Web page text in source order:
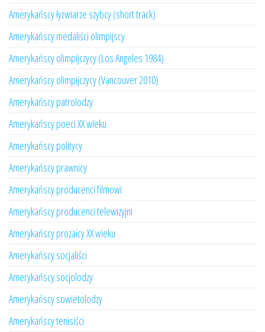
Amerykańscy łyżwiarze szybcy (short track)
Amerykańscy medaliści olimpijscy
Amerykańscy olimpijczycy (Los Angeles 1984)
Amerykańscy olimpijczycy (Vancouver 2010)
Amerykańscy patrolodzy
Amerykańscy poeci XX wieku
Amerykańscy politycy
Amerykańscy prawnicy
Amerykańscy producenci filmowi
Amerykańscy producenci telewizyjni
Amerykańscy prozaicy XX wieku
Amerykańscy socjaliści
Amerykańscy socjolodzy
Amerykańscy sowietolodzy
Amerykańscy tenisiści